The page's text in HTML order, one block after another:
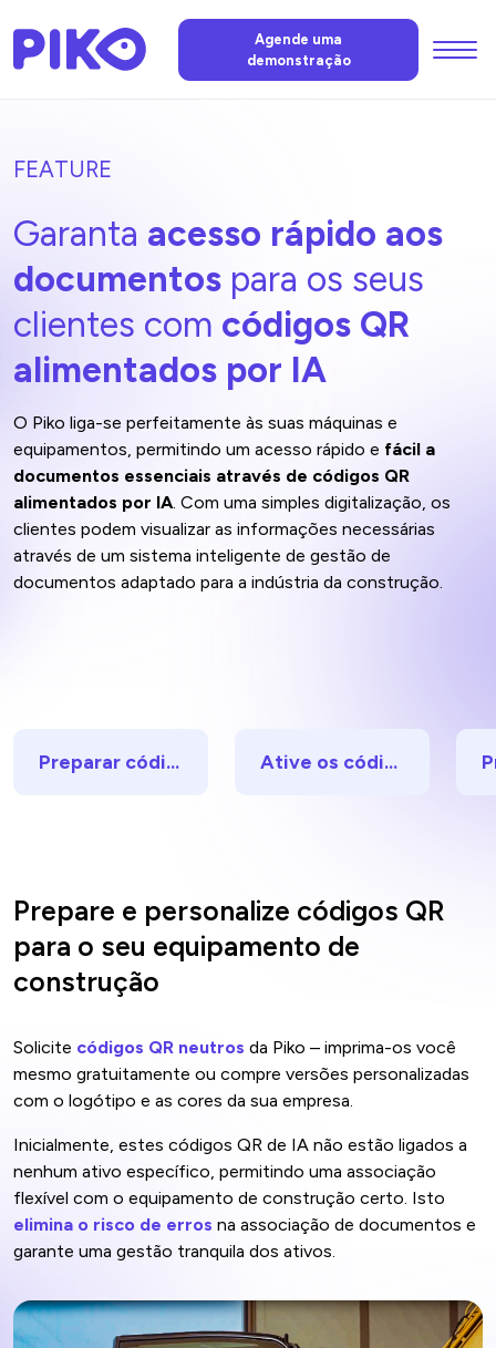
Agende uma
demonstração
FEATURE
Garanta acesso rápido aos
documentos para os seus
clientes com códigos QR
alimentados por IA
O Piko liga-se perfeitamente às suas máquinas e
equipamentos, permitindo um acesso rápido e fácil a
documentos essenciais através de códigos QR
alimentados por IA. Com uma simples digitalização, os
clientes podem visualizar as informações necessárias
através de um sistema inteligente de gestão de
documentos adaptado para a indústria da construção.
Preparar códigos QR Ative os códigos QR com um clique
Prepare e personalize códigos QR
para o seu equipamento de
construção
Solicite códigos QR neutros da Piko – imprima-os você
mesmo gratuitamente ou compre versões personalizadas
com o logótipo e as cores da sua empresa.
Inicialmente, estes códigos QR de IA não estão ligados a
nenhum ativo específico, permitindo uma associação
flexível com o equipamento de construção certo. Isto
elimina o risco de erros na associação de documentos e
garante uma gestão tranquila dos ativos.
Preços
Notícias
Contacte-nos